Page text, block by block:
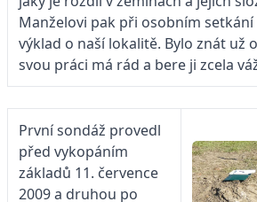
Manželovi pak při osobním
výklad o naší lokalitě. Bylo znát už
svou práci má rád a bere ji zcela
První sondáž provedl
před vykopáním
základů 11. července
2009 a druhou po